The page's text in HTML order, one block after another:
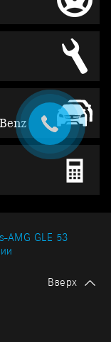
AMG GLE 53
Вверх